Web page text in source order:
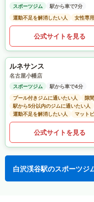
スポーツジム
駅から車で7分
運動不足を解消したい人
女性専
公式サイトを見る
ルネサンス
名古屋小幡店
スポーツジム
駅から車で4分
プール付きジムに通いたい人
隙
駅から5分以内のジムに通いたい人
運動不足を解消したい人
マット
公式サイトを見る
白沢渓谷駅のスポーツジ